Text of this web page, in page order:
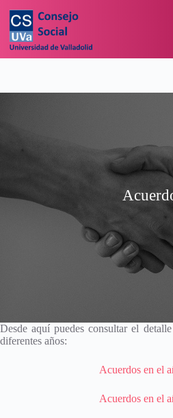
Desde aquí puedes consultar el
diferentes años:
Acuerdos en el
Acuerdos en el